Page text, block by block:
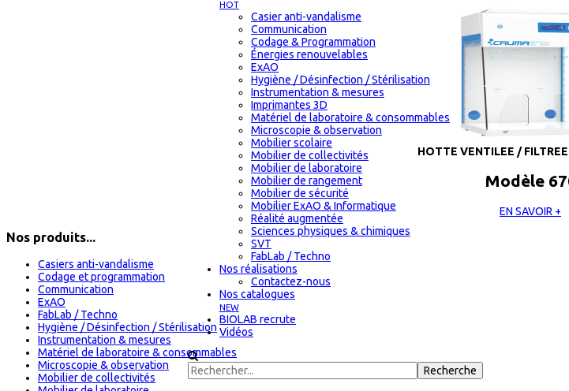
HOT
Casier anti-vandalisme
Communication
Codage & Programmation
Énergies renouvelables
ExAO
Hygiène / Désinfection / Stérilisation
Instrumentation & mesures
Imprimantes 3D
Matériel de laboratoire & consommables
Microscopie & observation
Mobilier scolaire
Mobilier de collectivités
Mobilier de laboratoire
Mobilier de rangement
Mobilier de sécurité
Mobilier ExAO & Informatique
Réalité augmentée
Sciences physiques & chimiques
SVT
FabLab / Techno
Nos réalisations
Contactez-nous
Nos catalogues
NEW
BIOLAB recrute
Vidéos
HOTTE VENTILEE /
Modèle
EN SAVOIR +
Nos produits...
Casiers anti-vandalisme
Codage et programmation
Communication
ExAO
FabLab / Techno
Hygiène / Désinfection / Stérilisation
Instrumentation & mesures
Matériel de laboratoire & consommables
Microscopie & observation
Mobilier de collectivités